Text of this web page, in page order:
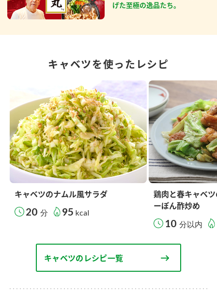
げた至極の逸品たち。
キャベツを使ったレシピ
キャベツのナムル風サラダ
20 分 95 kcal
鶏肉と春キャベ
ーぽん酢炒め
10 分以内
キャベツのレシピ一覧